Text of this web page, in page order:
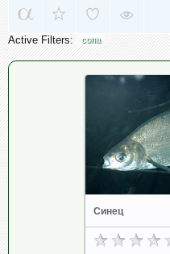
Active Filters: сопа
Синец